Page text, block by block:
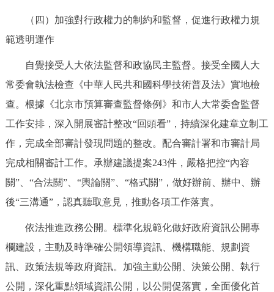
（四）加強對行政權力的制約和監督，促進行政權力規
範透明運作
自覺接受人大依法監督和政協民主監督。接受全國人大
常委會執法檢查《中華人民共和國科學技術普及法》實地檢
查。根據《北京市預算審查監督條例》和市人大常委會監督
工作安排，深入開展審計整改“回頭看”，持續深化建章立制工
作，完成全部審計發現問題的整改。配合審計署和市審計局
完成相關審計工作。承辦建議提案243件，嚴格把控“內容
關”、“合法關”、“輿論關”、“格式關”，做好辦前、辦中、辦
後“三溝通”，認真聽取意見，推動各項工作落實。
依法推進政務公開。標準化規範化做好政府資訊公開專
欄建設，主動及時準確公開領導資訊、機構職能、規劃資
訊、政策法規等政府資訊。加強主動公開、決策公開、執行
公開，深化重點領域資訊公開，以公開促落實，全面優化首